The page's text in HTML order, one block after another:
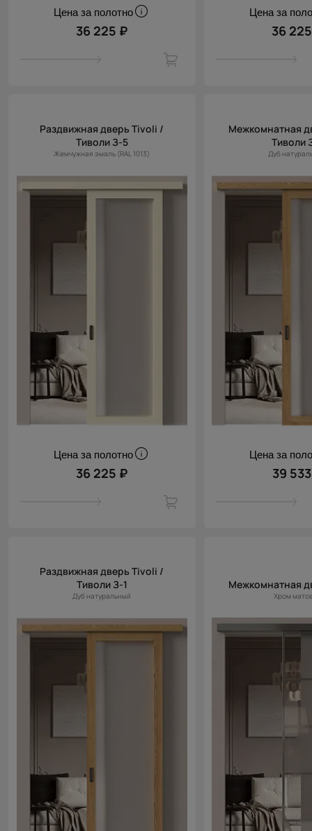
Цена за полотно
36 225 ₽
Цена за
36
Раздвижная дверь Tivoli /
Тиволи З-5
Жемчужная эмаль (RAL 1013)
Цена за полотно
36 225 ₽
Межкомнатная
Тиволи
Дуб
Цена за
39
Раздвижная дверь Tivoli /
Тиволи З-1
Дуб натуральный
Межкомнатная
Хром